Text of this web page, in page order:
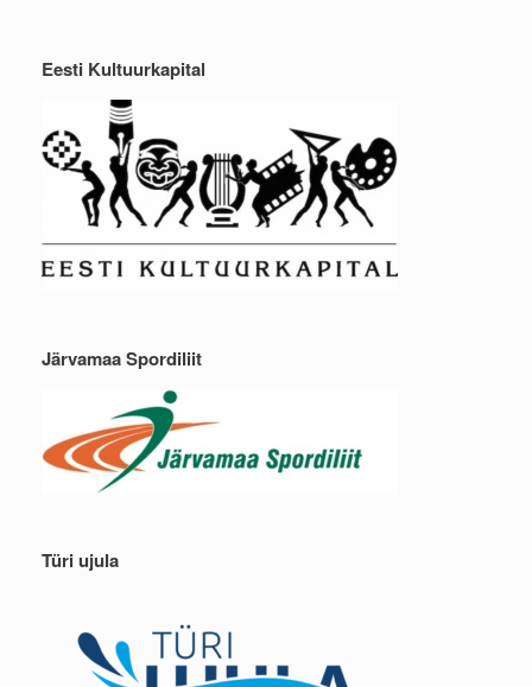
Eesti Kultuurkapital
Järvamaa Spordiliit
Türi ujula